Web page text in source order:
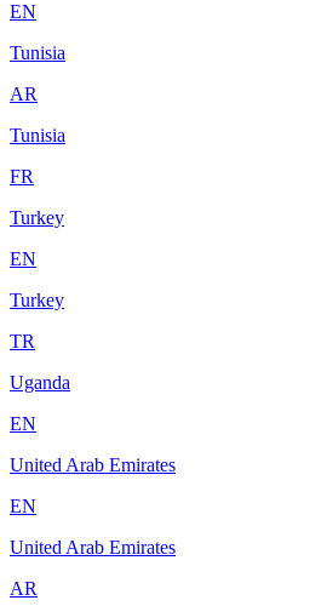
EN
Tunisia
AR
Tunisia
FR
Turkey
EN
Turkey
TR
Uganda
EN
United Arab Emirates
EN
United Arab Emirates
AR